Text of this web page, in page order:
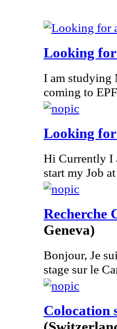
Looking
I am studying
coming to
Looking
Hi Currently I
start my Job
Recherche
Geneva)
Bonjour, Je
stage sur le
Colocation